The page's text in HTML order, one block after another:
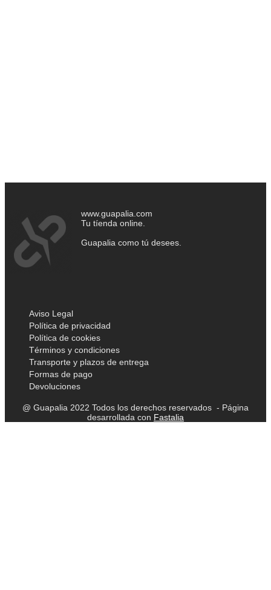
www.guapalia.com
Tu tíenda online.
Guapalia como tú desees.
Aviso Legal
Política de privacidad
Política de cookies
Términos y condiciones
Transporte y plazos de entrega
Formas de pago
Devoluciones
@ Guapalia 2022 Todos los derechos reservados - Página
desarrollada con Fastalia